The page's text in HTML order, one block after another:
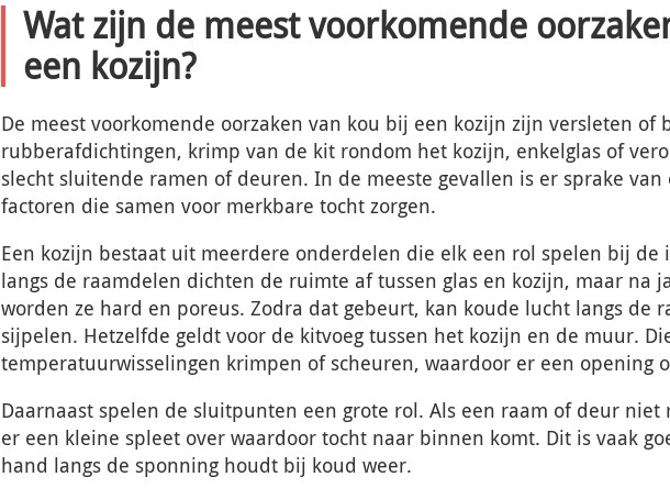
Wat zijn de meest voorkomende
een kozijn?
De meest voorkomende oorzaken van kou bij een kozijn zijn versleten of
rubberafdichtingen, krimp van de kit rondom het kozijn, enkelglas of
slecht sluitende ramen of deuren. In de meeste gevallen is er sprake
factoren die samen voor merkbare tocht zorgen.
Een kozijn bestaat uit meerdere onderdelen die elk een rol spelen bij de
langs de raamdelen dichten de ruimte af tussen glas en kozijn, maar na
worden ze hard en poreus. Zodra dat gebeurt, kan koude lucht langs de
sijpelen. Hetzelfde geldt voor de kitvoeg tussen het kozijn en de muur.
temperatuurwisselingen krimpen of scheuren, waardoor er een opening
Daarnaast spelen de sluitpunten een grote rol. Als een raam of deur
er een kleine spleet over waardoor tocht naar binnen komt. Dit is vaak
hand langs de sponning houdt bij koud weer.